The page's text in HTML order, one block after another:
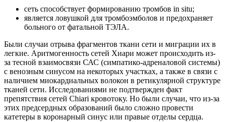
сеть способствует формированию тромбов in situ;
является ловушкой для тромбоэмболов и предохраняет
больного от фатальной ТЭЛА.
Были случаи отрыва фрагментов ткани сети и миграции их в
легкие. Аритмогенность сетей Хиари может происходить из-
за тесной взаимосвязи САС (симпатико-адреналовой системы)
с венозным синусом на некоторых участках, а также в связи с
наличием миокардиальных волокон в ретикулярной структуре
тканей сети. Исследованиями не подтвержден факт
препятствия сетей Chiari кровотоку. Но были случаи, что из-за
этих предсердных образований было сложно провести
катетеры в коронарный синус или правые отделы сердца.